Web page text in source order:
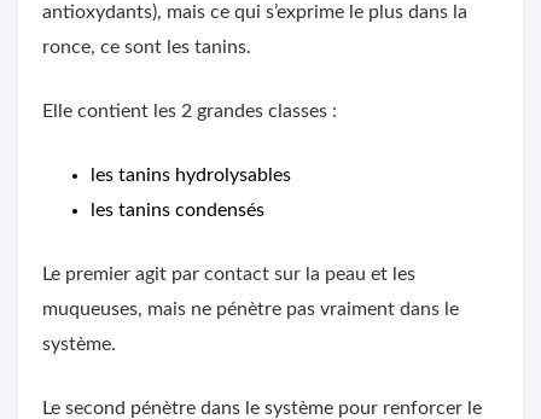
antioxydants), mais ce qui s’exprime le plus dans la
ronce, ce sont les tanins.
Elle contient les 2 grandes classes :
les tanins hydrolysables
les tanins condensés
Le premier agit par contact sur la peau et les
muqueuses, mais ne pénètre pas vraiment dans le
système.
Le second pénètre dans le système pour renforcer le